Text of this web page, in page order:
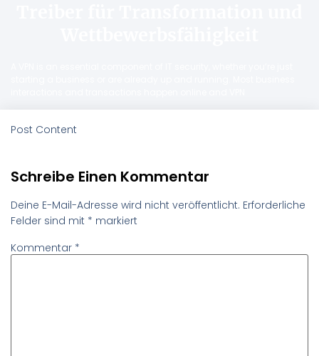
Post Content
Schreibe Einen Kommentar
Deine E-Mail-Adresse wird nicht veröffentlicht. Erforderliche
Felder sind mit * markiert
Kommentar *